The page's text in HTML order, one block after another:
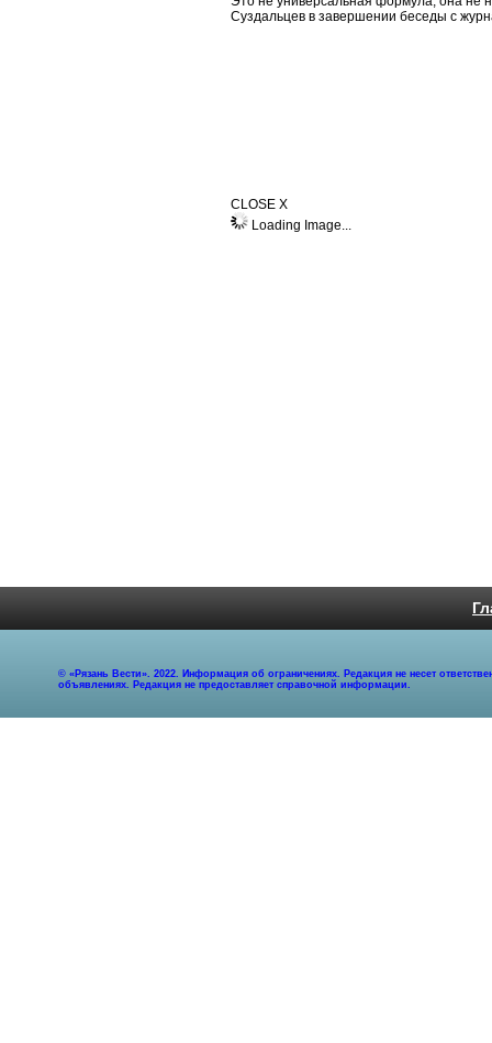
Суздальцев в завершении беседы с
CLOSE X
Loading Image...
© «Рязань Вести». 2022. Информация об ограничениях. Редакция не несет
объявлениях. Редакция не предоставляет справочной информации.